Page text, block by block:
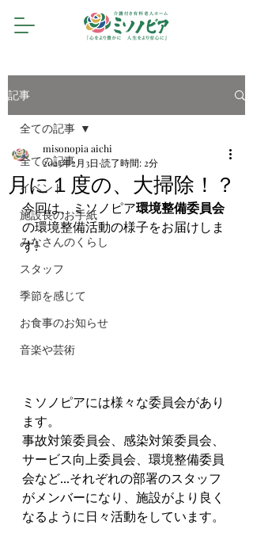
記事
全ての記事
イベント
施設長のお手紙
みなさんのくらし
スタッフ
季節を感じて
お食事のお知らせ
音楽や芸術
全ての記事
月に１度の、大掃除！？
misonopia aichi
2023年2月3日 読了時間: 2分
今回は、ミソノピア環境整備委員会
の環境整備活動の様子をお届けしま
す!
ミソノピアには様々な委員会があり
ます。
事故対策委員会、感染対策委員会、
サービス向上委員会、環境整備委員
会など...それぞれの部署のスタッフ
がメンバーになり、施設がより良く
なるように日々活動をしています。